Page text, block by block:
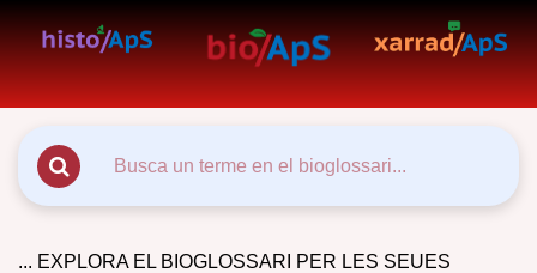
... EXPLORA EL BIOGLOSSARI PER LES SEUES